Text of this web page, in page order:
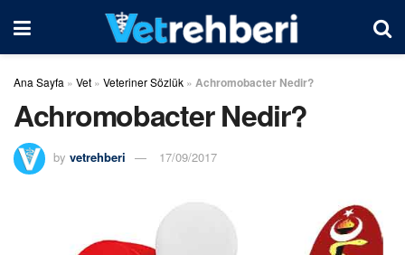
Ana Sayfa » Vet » Veteriner Sözlük » Achromobacter Nedir?
Achromobacter Nedir?
by vetrehberi 17/09/2017